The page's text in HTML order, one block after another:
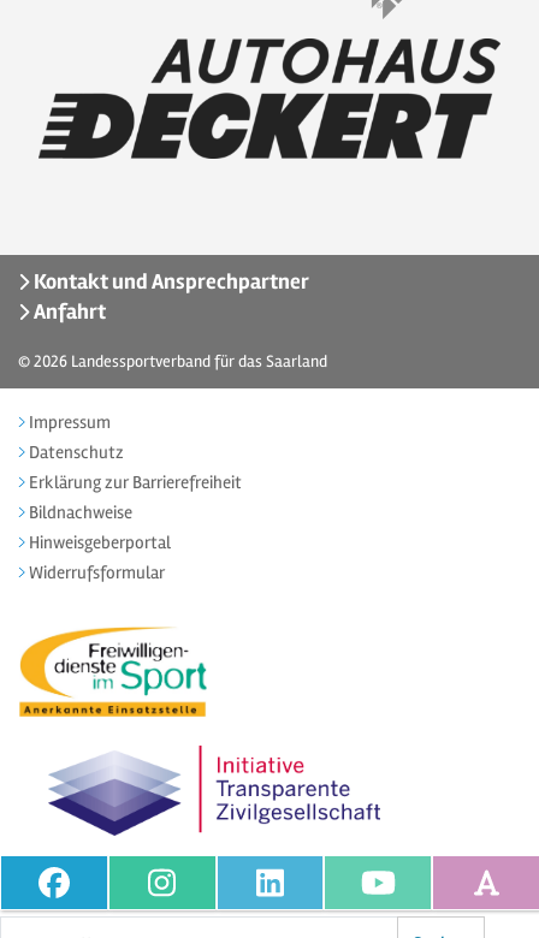
Kontakt und Ansprechpartner
Anfahrt
© 2026 Landessportverband für das Saarland
Impressum
Datenschutz
Erklärung zur Barrierefreiheit
Bildnachweise
Hinweisgeberportal
Widerrufsformular